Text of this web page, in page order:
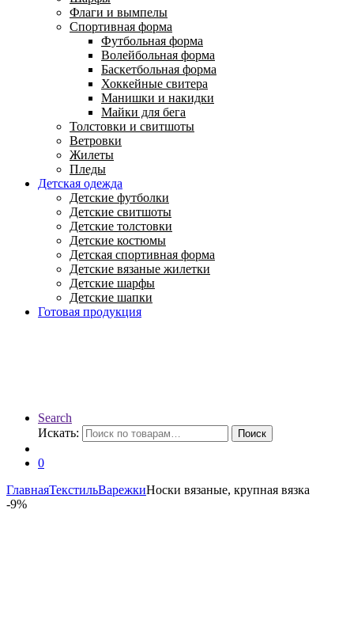
Флаги и вымпелы
Спортивная форма
Футбольная форма
Волейбольная форма
Баскетбольная форма
Хоккейные свитера
Манишки и накидки
Майки для бега
Толстовки и свитшоты
Ветровки
Жилеты
Пледы
Детская одежда
Детские футболки
Детские свитшоты
Детские толстовки
Детские костюмы
Детская спортивная форма
Детские вязаные жилетки
Детские шарфы
Детские шапки
Готовая продукция
Search
Искать:
Поиск
0
ГлавнаяТекстильВарежкиНоски вязаные, крупная вязка
-9%